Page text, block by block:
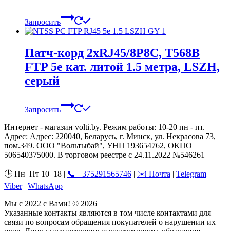
Запросить
Патч-корд 2хRJ45/8P8C, T568B
FTP 5e кат. литой 1.5 метра, LSZH,
серый
Запросить
Интернет - магазин volti.by. Режим работы: 10-20 пн - пт.
Адрес: Адрес: 220040, Беларусь, г. Минск, ул. Некрасова 73,
пом.349. ООО "Вольтыбай", УНП 193654762, ОКПО
506540375000. В торговом реестре с 24.11.2022 №546261
🕒 Пн–Пт 10–18 | 📞 +375291565746 | ✉️ Почта | Telegram |
Viber| WhatsApp
Мы с 2022 с Вами! © 2026
Указанные контакты являются в том числе контактами для
связи по вопросам обращения покупателей о нарушении их